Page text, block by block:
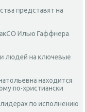
представят на
Илью Гаффнера
людей на ключевые
находится
по-христиански
лидерах по исполнению